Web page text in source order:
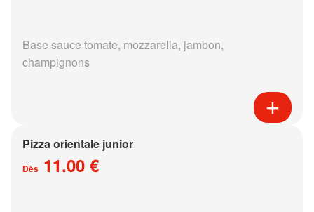
Base sauce tomate, mozzarella, jambon,
champignons
Pizza orientale junior
Dès 11.00 €